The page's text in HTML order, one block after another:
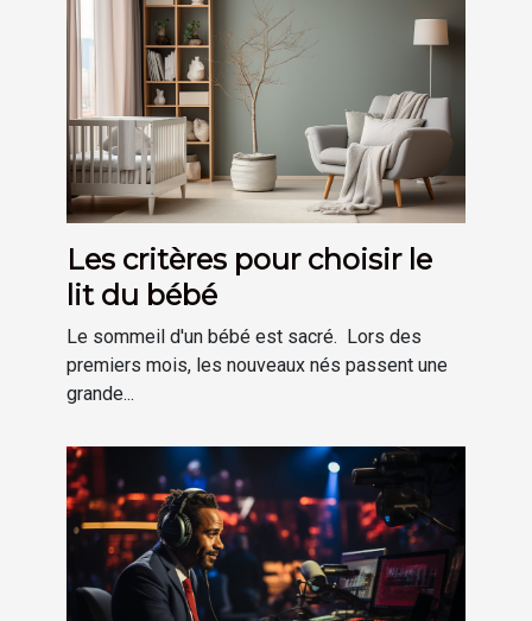
Les critères pour choisir le
lit du bébé
Le sommeil d'un bébé est sacré. Lors des
premiers mois, les nouveaux nés passent une
grande...